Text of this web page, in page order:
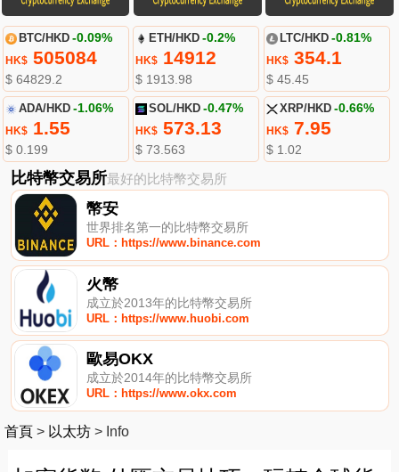
BTC/HKD -0.09%
HK$505084
$ 64829.2
ETH/HKD -0.2%
HK$ 14912
$ 1913.98
LTC/HKD -0.81%
HK$354.1
$ 45.45
ADA/HKD -1.06%
HK$1.55
$ 0.199
SOL/HKD -0.47%
HK$ 573.13
$ 73.563
XRP/HKD -0.66%
HK$7.95
$ 1.02
比特幣交易所最好的比特幣交易所
幣安
世界排名第一的比特幣交易所
URL：https://www.binance.com
火幣
成立於2013年的比特幣交易所
URL：https://www.huobi.com
歐易OKX
成立於2014年的比特幣交易所
URL：https://www.okx.com
首頁 > 以太坊 > Info